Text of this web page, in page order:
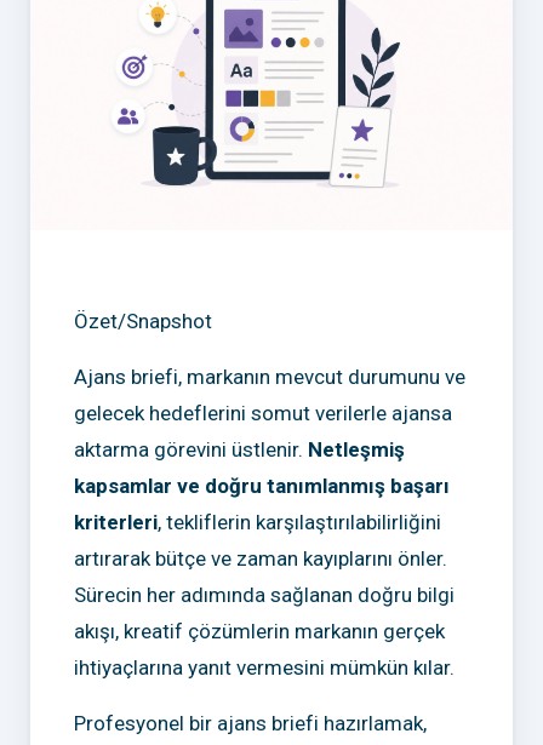
Özet/Snapshot
Ajans briefi, markanın mevcut durumunu ve
gelecek hedeflerini somut verilerle ajansa
aktarma görevini üstlenir. Netleşmiş
kapsamlar ve doğru tanımlanmış başarı
kriterleri, tekliflerin karşılaştırılabilirliğini
artırarak bütçe ve zaman kayıplarını önler.
Sürecin her adımında sağlanan doğru bilgi
akışı, kreatif çözümlerin markanın gerçek
ihtiyaçlarına yanıt vermesini mümkün kılar.
Profesyonel bir ajans briefi hazırlamak,